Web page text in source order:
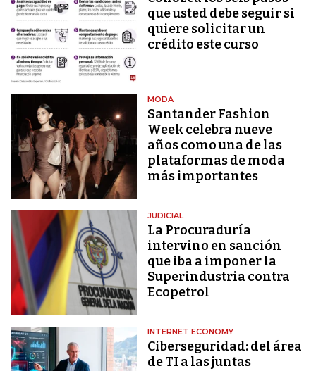
que usted debe seguir si
quiere solicitar un
crédito este curso
MODA
Santander Fashion
Week celebra nueve
años como una de las
plataformas de moda
más importantes
JUDICIAL
La Procuraduría
intervino en sanción
que iba a imponer la
Superindustria contra
Ecopetrol
INTERNET ECONOMY
Ciberseguridad: del área
de TI a las juntas